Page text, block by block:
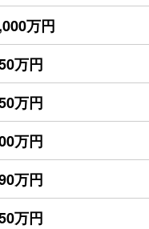
万円
万円
万円
万円
万円
万円